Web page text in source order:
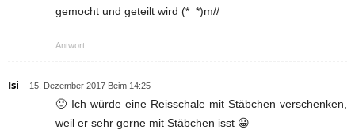
gemocht und geteilt wird (*_*)m//
Antwort
Isi 15. Dezember 2017 Beim 14:25
🙂 Ich würde eine Reisschale mit Stäbchen verschenken,
weil er sehr gerne mit Stäbchen isst 😀